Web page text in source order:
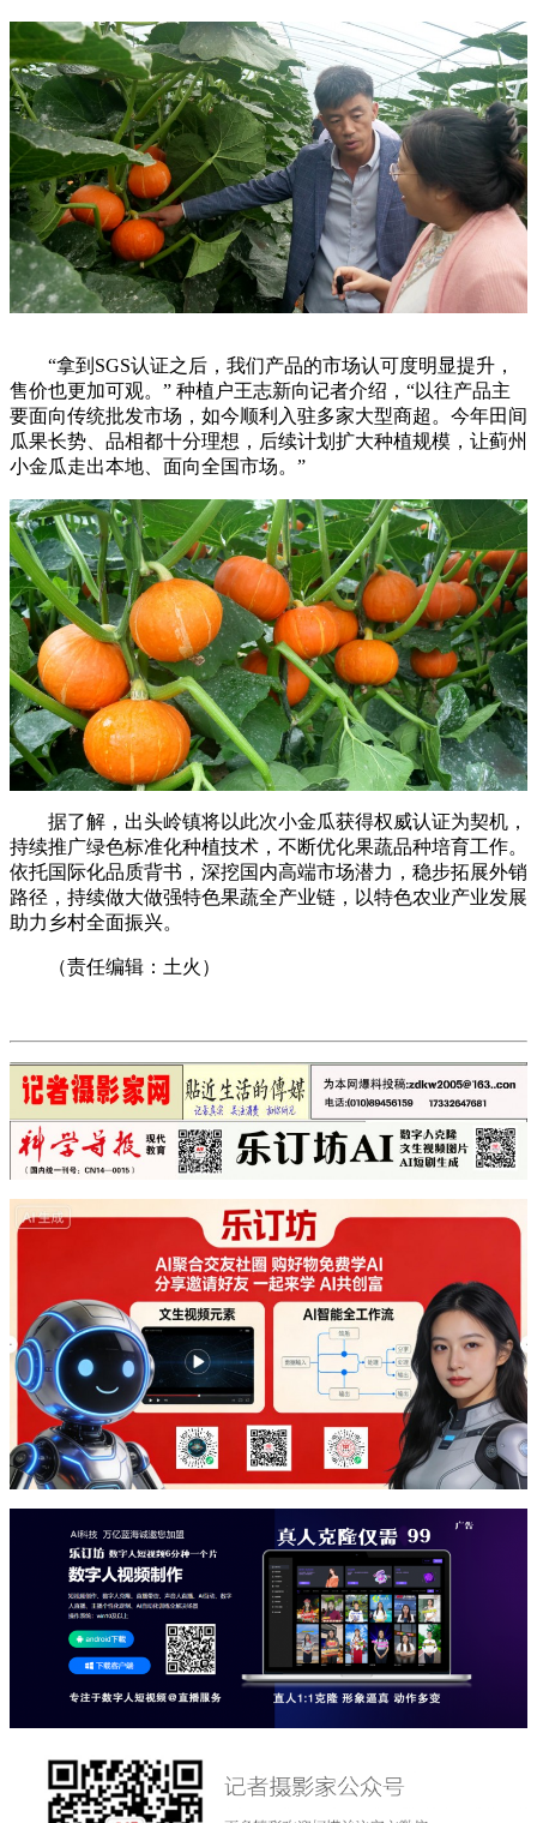
“拿到SGS认证之后，我们产品的市场认可度明显提升，
售价也更加可观。” 种植户王志新向记者介绍，“以往产品主
要面向传统批发市场，如今顺利入驻多家大型商超。今年田间
瓜果长势、品相都十分理想，后续计划扩大种植规模，让蓟州
小金瓜走出本地、面向全国市场。”
据了解，出头岭镇将以此次小金瓜获得权威认证为契机，
持续推广绿色标准化种植技术，不断优化果蔬品种培育工作。
依托国际化品质背书，深挖国内高端市场潜力，稳步拓展外销
路径，持续做大做强特色果蔬全产业链，以特色农业产业发展
助力乡村全面振兴。
（责任编辑：土火）